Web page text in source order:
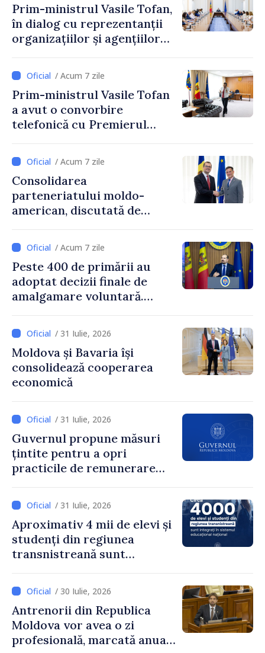
Prim-ministrul Vasile Tofan,
în dialog cu reprezentanții
organizațiilor și agențiilor
Moldova
/ Acum 7 zile
Prim-ministrul Vasile Tofan
a avut o convorbire
telefonică cu Premierul
/ Acum 7 zile
Consolidarea
parteneriatului moldo-
american, discutată de
și însărcinatul cu afaceri al
SUA, Nick Pietrowicz
/ Acum 7 zile
Peste 400 de primării au
adoptat decizii finale de
amalgamare voluntară.
Guvernului, Alexei Buzu:
„85,5% dintre primării au
inițiat procesul. Le
mulțumim aleșilor locali
pentru că au pus pe primul
dezvoltar
/ 31 Iulie, 2026
Moldova și Bavaria își
consolidează cooperarea
economică
/ 31 Iulie, 2026
Guvernul propune măsuri
țintite pentru a opri
practicile de remunerare
/ 31 Iulie, 2026
Aproximativ 4 mii de elevi și
studenți din regiunea
transnistreană sunt
educațional național
/ 30 Iulie, 2026
Antrenorii din Republica
Moldova vor avea o zi
profesională, marcată anual